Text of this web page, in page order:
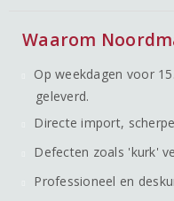
Waarom
Op weekdagen voor
geleverd.
Directe import,
Defecten zoals 'kurk'
Professioneel en